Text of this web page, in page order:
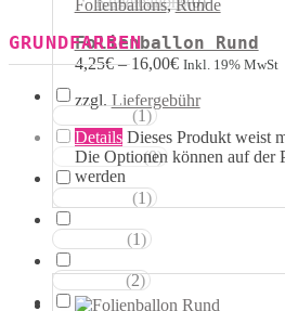
Folienballons,Runde
Folienballon Rund
4,25€–16,00€ Inkl. 19% MwSt
zzgl. Liefergebühr
Details Dieses Produkt weist
Die Optionen können auf der
werden
GRUNDFARBEN
(1)
Transparent (0)
(1)
(1)
(2)